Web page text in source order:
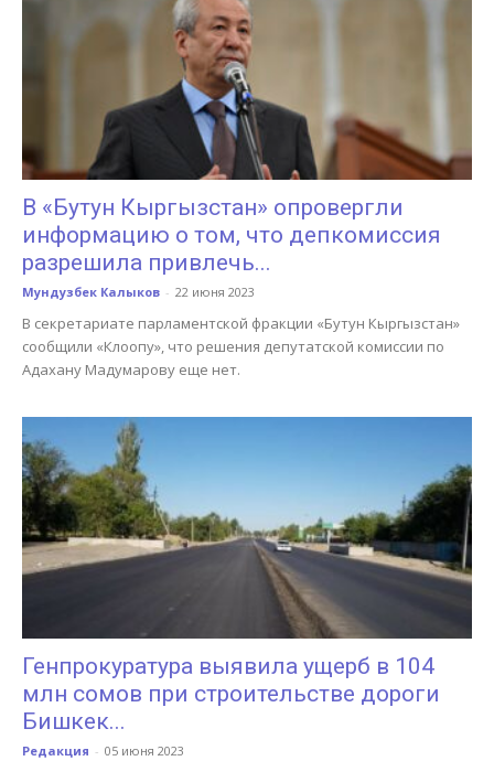
В «Бутун Кыргызстан» опровергли
информацию о том, что депкомиссия
разрешила привлечь...
Мундузбек Калыков - 22 июня 2023
В секретариате парламентской фракции «Бутун Кыргызстан»
сообщили «Клоопу», что решения депутатской комиссии по
Адахану Мадумарову еще нет.
Генпрокуратура выявила ущерб в 104
млн сомов при строительстве дороги
Бишкек...
Редакция - 05 июня 2023